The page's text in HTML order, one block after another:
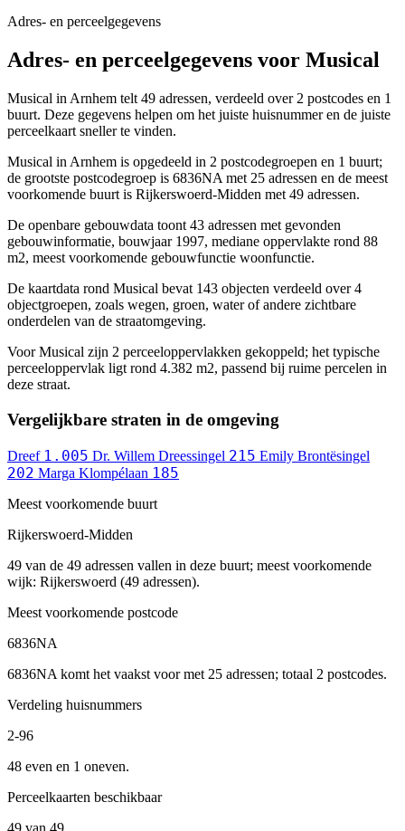
Adres- en perceelgegevens
Adres- en perceelgegevens voor Musical
Musical in Arnhem telt 49 adressen, verdeeld over 2 postcodes en 1
buurt. Deze gegevens helpen om het juiste huisnummer en de juiste
perceelkaart sneller te vinden.
Musical in Arnhem is opgedeeld in 2 postcodegroepen en 1 buurt;
de grootste postcodegroep is 6836NA met 25 adressen en de meest
voorkomende buurt is Rijkerswoerd-Midden met 49 adressen.
De openbare gebouwdata toont 43 adressen met gevonden
gebouwinformatie, bouwjaar 1997, mediane oppervlakte rond 88
m2, meest voorkomende gebouwfunctie woonfunctie.
De kaartdata rond Musical bevat 143 objecten verdeeld over 4
objectgroepen, zoals wegen, groen, water of andere zichtbare
onderdelen van de straatomgeving.
Voor Musical zijn 2 perceeloppervlakken gekoppeld; het typische
perceeloppervlak ligt rond 4.382 m2, passend bij ruime percelen in
deze straat.
Vergelijkbare straten in de omgeving
Dreef 1.005 Dr. Willem Dreessingel 215 Emily Brontësingel
202 Marga Klompélaan 185
Meest voorkomende buurt
Rijkerswoerd-Midden
49 van de 49 adressen vallen in deze buurt; meest voorkomende
wijk: Rijkerswoerd (49 adressen).
Meest voorkomende postcode
6836NA
6836NA komt het vaakst voor met 25 adressen; totaal 2 postcodes.
Verdeling huisnummers
2-96
48 even en 1 oneven.
Perceelkaarten beschikbaar
49 van 49